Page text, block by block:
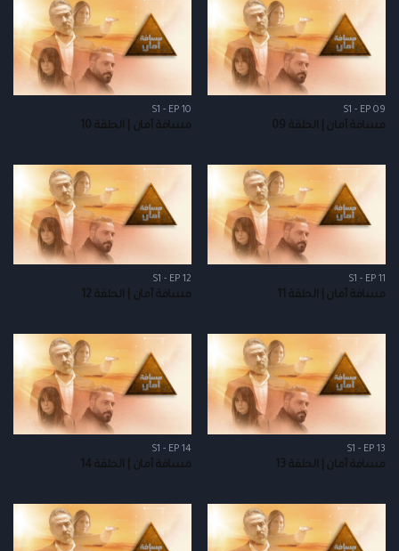
S1 - EP 09
مسافة أمان | الحلقة 09
S1 - EP 10
مسافة أمان | الحلقة 10
S1 - EP 11
مسافة أمان | الحلقة 11
S1 - EP 12
مسافة أمان | الحلقة 12
S1 - EP 13
مسافة أمان | الحلقة 13
S1 - EP 14
مسافة أمان | الحلقة 14